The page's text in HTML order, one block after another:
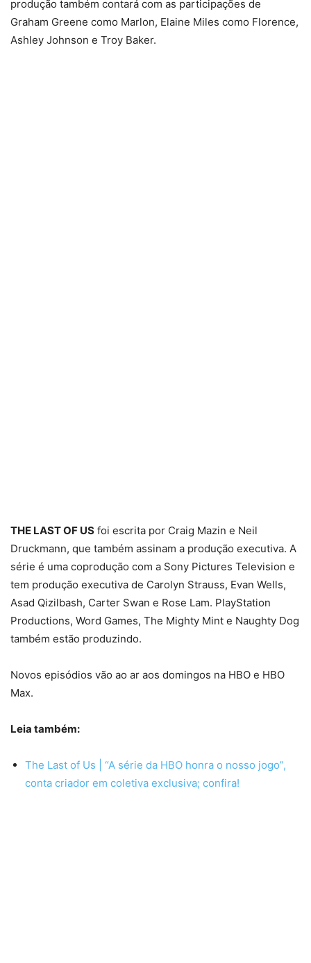
produção também contará com as participações de
Graham Greene como Marlon, Elaine Miles como Florence,
Ashley Johnson e Troy Baker.
THE LAST OF US foi escrita por Craig Mazin e Neil
Druckmann, que também assinam a produção executiva. A
série é uma coprodução com a Sony Pictures Television e
tem produção executiva de Carolyn Strauss, Evan Wells,
Asad Qizilbash, Carter Swan e Rose Lam. PlayStation
Productions, Word Games, The Mighty Mint e Naughty Dog
também estão produzindo.
Novos episódios vão ao ar aos domingos na HBO e HBO
Max.
Leia também:
The Last of Us | “A série da HBO honra o nosso jogo”,
conta criador em coletiva exclusiva; confira!